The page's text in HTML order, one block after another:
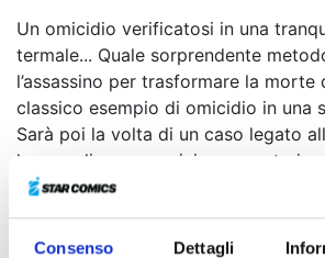
Consenso Dettagli
Un omicidio verificatosi in una
termale... Quale sorprendente
l’assassino per trasformare la
classico esempio di omicidio in una
Sarà poi la volta di un caso legato
kappa, di un assassinio avvenuto in
White Day e di un rapimento
Aria sulla quarta corda!